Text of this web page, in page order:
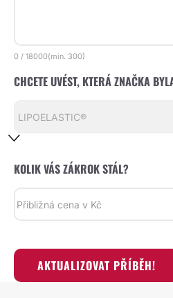
0 / 18000(min. 300)
CHCETE UVÉST, KTERÁ ZNAČKA
KOLIK VÁS ZÁKROK STÁL?
AKTUALIZOVAT PŘÍBĚH!